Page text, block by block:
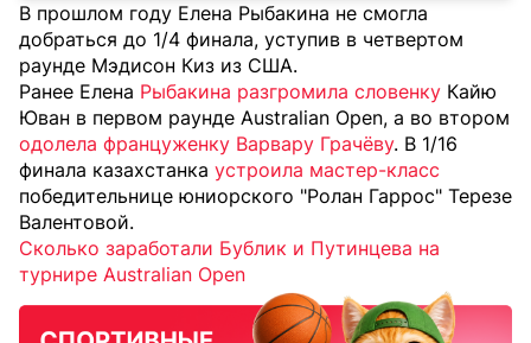
В прошлом году Елена Рыбакина не смогла
добраться до 1/4 финала, уступив в четвертом
раунде Мэдисон Киз из США.
Ранее Елена Рыбакина разгромила словенку Кайю
Юван в первом раунде Australian Open, а во втором
одолела француженку Варвару Грачёву. В 1/16
финала казахстанка устроила мастер-класс
победительнице юниорского "Ролан Гаррос" Терезе
Валентовой.
Сколько заработали Бублик и Путинцева на
турнире Australian Open